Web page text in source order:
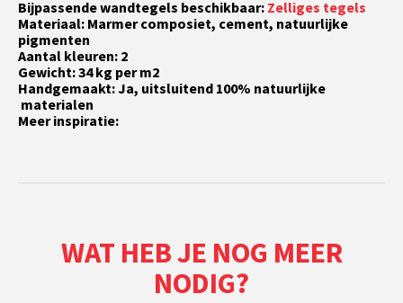
Bijpassende wandtegels beschikbaar: Zelliges tegels
Materiaal: Marmer composiet, cement, natuurlijke
pigmenten
Aantal kleuren: 2
Gewicht: 34 kg per m2
Handgemaakt: Ja, uitsluitend 100% natuurlijke
materialen
Meer inspiratie:
WAT HEB JE NOG MEER
NODIG?